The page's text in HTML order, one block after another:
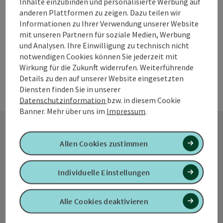
Oberösterreich - er ist damit für die Jugendlichen eines
der tollsten Freizeitangebote, die Vöcklabruck zu bieten
hat. Der Verein " Cultural Boaders" sorgt dafür, dass
dieser tolle Skatepark instand und erhalten bleibt und so
das einzigartige Skateerlebnis beibehalten bleibt.
BOARDSPORTVEREIN VÖCKLABRUCK Unser Ziel ist die
Organisation und Durchführung diverser
Boardsportevents in Vöcklabruck. Wir stehen für die
Förderung und Unterstützung der Boardsportszene im
Bezirk Vöcklabruck! Dies ermöglichen wir unter anderem
mit verschiedenen Veranstaltungen, wie dem „Cultural
Summer Battle“ oder dem „SkateBBQ“, die schon fest in
der Szene etabliert sind.
Öffnungszeiten
MOMontag geöffnet
DIDienstag geöffnet
MIMittwoch geöffnet
DODonnerstag geöffnet
FRFreitag geöffnet
SASamstag geöffnet
SOSonntag geöffnet
FEFeiertag geöffnet
Kontakt
Tourismusverband Quellenviertel
Promenade 2
anderen Plattformen zu zeigen. Dazu teilen wir
Informationen zu Ihrer Verwendung unserer Website
mit unseren Partnern für soziale Medien, Werbung
und Analysen. Ihre Einwilligung zu technisch nicht
notwendigen Cookies können Sie jederzeit mit
Wirkung für die Zukunft widerrufen. Weiterführende
Details zu den auf unserer Website eingesetzten
Diensten finden Sie in unserer
Datenschutzinformation bzw. in diesem Cookie
Banner. Mehr über uns im Impressum.
Alle Cookies deaktivieren
Individuelle Einstellungen
Allen Cookies zustimmen